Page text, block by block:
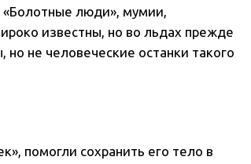
«Болотные люди», мумии,
известны, но во льдах прежде
не человеческие останки такого
помогли сохранить его тело в